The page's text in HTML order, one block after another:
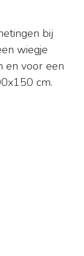
bij
wiegje
en voor een
cm.